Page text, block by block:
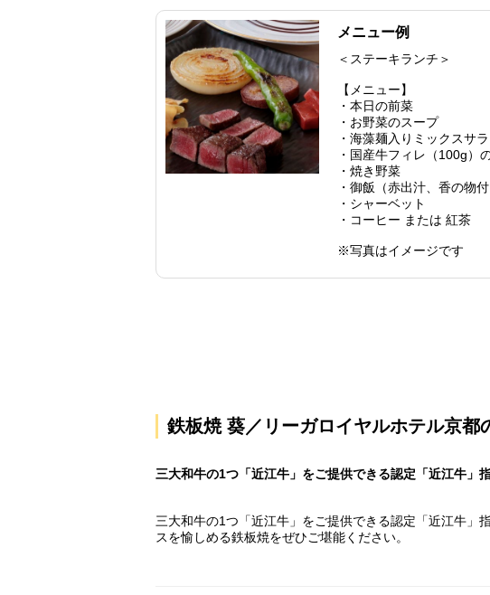
メニュー例
＜ステーキランチ＞
【メニュー】
・本日の前菜
・お野菜のスープ
・海藻麺入りミックスサ
・国産牛フィレ（100g）
・焼き野菜
・御飯（赤出汁、香の物付
・シャーベット
・コーヒー または 紅茶
※写真はイメージです
鉄板焼 葵／リーガロイヤルホテル京都
三大和牛の1つ「近江牛」をご提供できる認定「近江牛」指
三大和牛の1つ「近江牛」をご提供できる認定「近江牛」
スを愉しめる鉄板焼をぜひご堪能ください。